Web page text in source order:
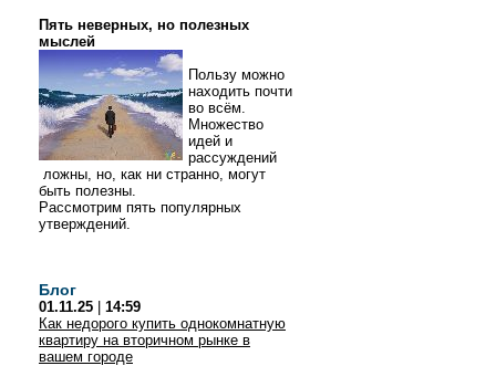
Пять неверных, но полезных
мыслей
Пользу можно
находить почти
во всём.
Множество
идей и
рассуждений
ложны, но, как ни странно, могут
быть полезны.
Рассмотрим пять популярных
утверждений.
Блог
01.11.25
14:59
Как недорого купить однокомнатную
квартиру на вторичном рынке в
вашем городе